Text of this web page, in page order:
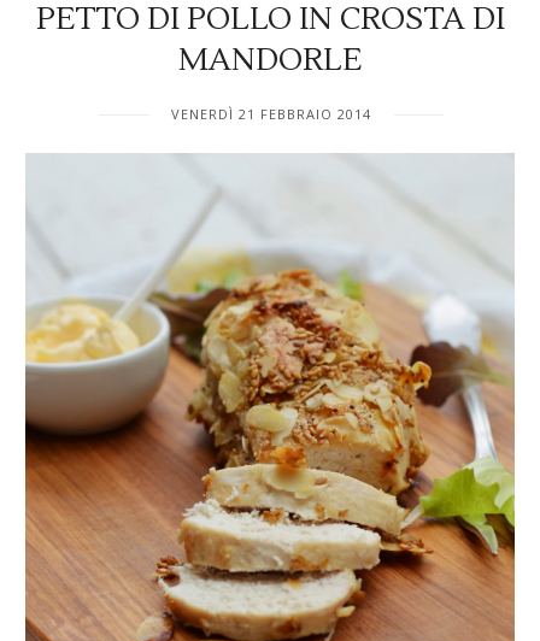
PETTO DI POLLO IN CROSTA DI
MANDORLE
VENERDÌ 21 FEBBRAIO 2014